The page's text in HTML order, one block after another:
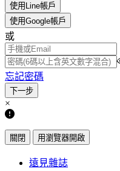
使用Line帳戶
使用Google帳戶
或
忘記密碼
×
關閉 用瀏覽器開啟
遠見雜誌